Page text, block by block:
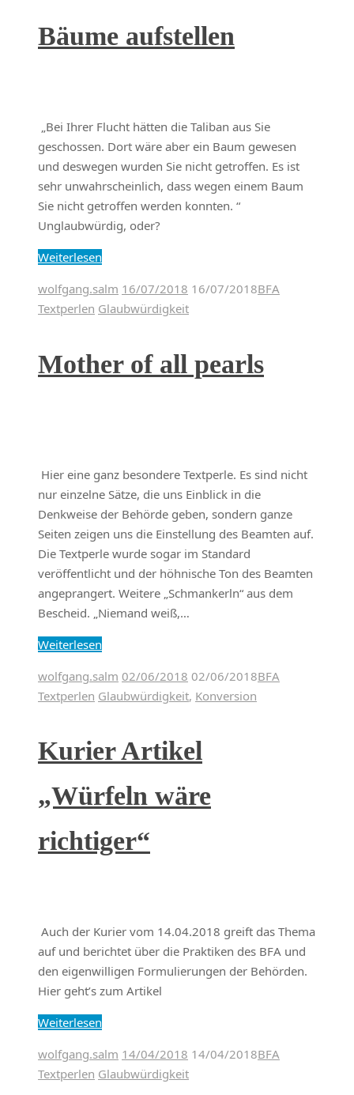
Bäume aufstellen
„Bei Ihrer Flucht hätten die Taliban aus Sie
geschossen. Dort wäre aber ein Baum gewesen
und deswegen wurden Sie nicht getroffen. Es ist
sehr unwahrscheinlich, dass wegen einem Baum
Sie nicht getroffen werden konnten. “
Unglaubwürdig, oder?
Weiterlesen
wolfgang.salm 16/07/2018 16/07/2018BFA
Textperlen Glaubwürdigkeit
Mother of all pearls
Hier eine ganz besondere Textperle. Es sind nicht
nur einzelne Sätze, die uns Einblick in die
Denkweise der Behörde geben, sondern ganze
Seiten zeigen uns die Einstellung des Beamten auf.
Die Textperle wurde sogar im Standard
veröffentlicht und der höhnische Ton des Beamten
angeprangert. Weitere „Schmankerln“ aus dem
Bescheid. „Niemand weiß,…
Weiterlesen
wolfgang.salm 02/06/2018 02/06/2018BFA
Textperlen Glaubwürdigkeit, Konversion
Kurier Artikel
„Würfeln wäre
richtiger“
Auch der Kurier vom 14.04.2018 greift das Thema
auf und berichtet über die Praktiken des BFA und
den eigenwilligen Formulierungen der Behörden.
Hier geht’s zum Artikel
Weiterlesen
wolfgang.salm 14/04/2018 14/04/2018BFA
Textperlen Glaubwürdigkeit